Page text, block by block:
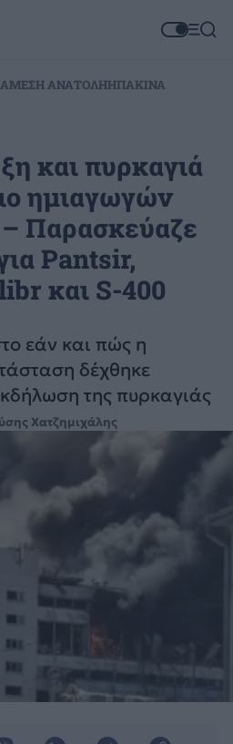
ΜΕΣΗ ΑΝΑΤΟΛΗΗΠΑΚΙΝΑ
και πυρκαγιά
ημιαγωγών
Παρασκεύαζε
Pantsir,
και S-400
εάν και πώς η
δέχθηκε
της πυρκαγιάς
Χατζημιχάλης